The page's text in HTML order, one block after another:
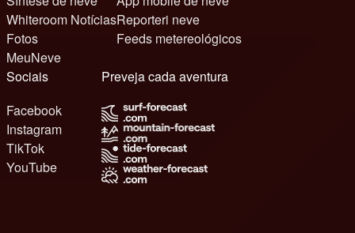
Whiteroom Notícias
Fotos
MeuNeve
Reporteri neve
Feeds metereológicos
Sociais
Facebook
Instagram
TikTok
YouTube
Preveja cada aventura